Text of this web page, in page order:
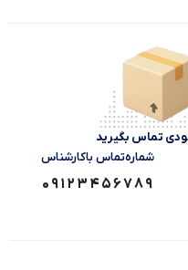
تماس بگیرید
شماره‌تماس‌ با‌کارشناس
09123456789